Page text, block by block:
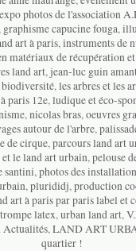
expo photos de l'association
, graphisme capucine fouga,
art à paris,instruments de
matériaux de récupération
land art,jean-luc guin
biodiversité,les arbres et les
paris 12e,ludique et éco-
,nicolas bras,oeuvres
autour de l'arbre,
de cirque,parcours land art
le land art urbain,pelouse
santini,photos des
,plurididj,production
art à paris par paris label et
trompe latex,urban land art,
Actualités,LAND ART
quartier !